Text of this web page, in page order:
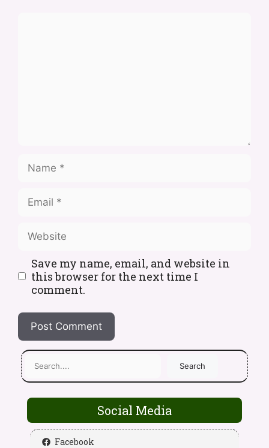
Save my name, email, and website in
this browser for the next time I
comment.
Search
Social Media
Facebook